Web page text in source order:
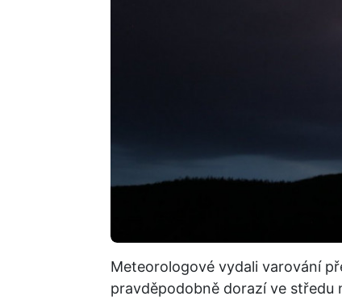
Meteorologové vydali varování
pravděpodobně dorazí ve středu